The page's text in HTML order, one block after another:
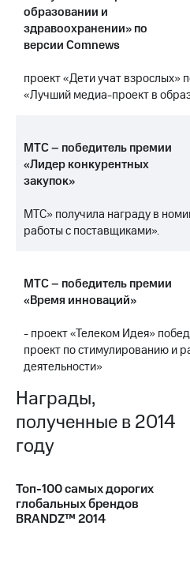
образовании и
здравоохранении» по
версии Comnews
проект «Дети учат взрослых»
«Лучший медиа-проект в
МТС – победитель премии
«Лидер конкурентных
закупок»
МТС» получила награду в
работы с поставщиками».
МТС – победитель премии
«Время инноваций»
- проект «Телеком Идея»
проект по стимулированию и
деятельности»
Награды,
полученные в 2014
году
Топ-100 самых дорогих
глобальных брендов
BRANDZ™ 2014